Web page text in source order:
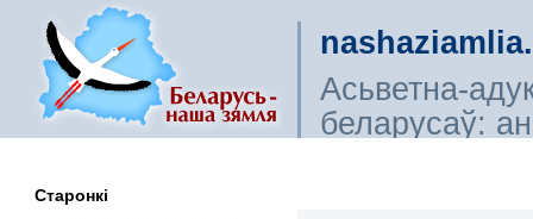
Асьветна-
беларусаў:
Старонкі